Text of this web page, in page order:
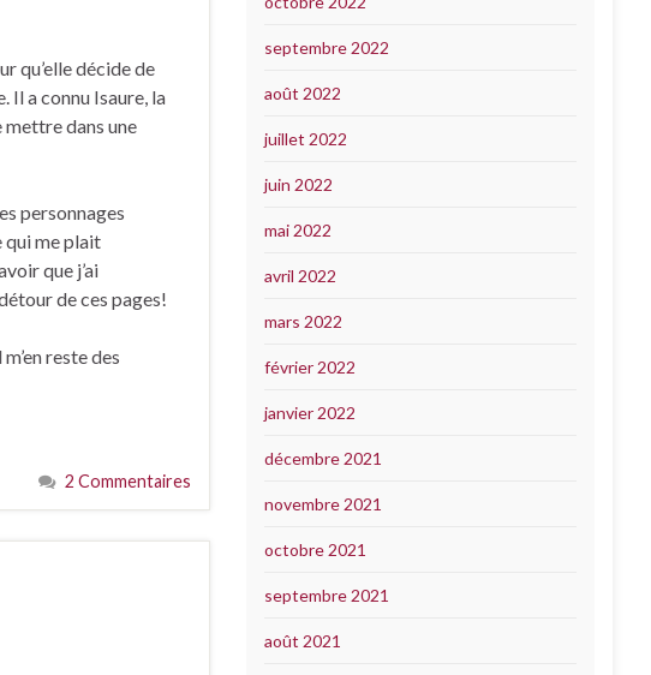
qu’elle décide de
Il a connu Isaure, la
mettre dans une
personnages
qui me plait
que j’ai
de ces pages!
reste des
2 Commentaires
septembre 2022
août 2022
juillet 2022
juin 2022
mai 2022
avril 2022
mars 2022
février 2022
janvier 2022
décembre 2021
novembre 2021
octobre 2021
septembre 2021
août 2021